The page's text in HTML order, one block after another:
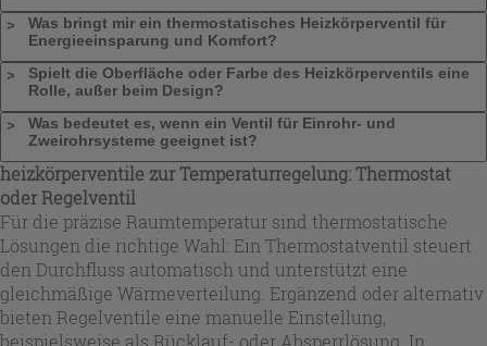
Was bringt mir ein thermostatisches Heizkörperventil für
Energieeinsparung und Komfort?
Spielt die Oberfläche oder Farbe des Heizkörperventils eine
Rolle, außer beim Design?
Was bedeutet es, wenn ein Ventil für Einrohr- und
Zweirohrsysteme geeignet ist?
heizkörperventile zur Temperaturregelung: Thermostat
oder Regelventil
Für die präzise Raumtemperatur sind thermostatische
Lösungen die richtige Wahl: Ein Thermostatventil steuert
den Durchfluss automatisch und unterstützt eine
gleichmäßige Wärmeverteilung. Ergänzend oder alternativ
bieten Regelventile eine manuelle Einstellung,
beispielsweise als Rücklauf- oder Absperrlösung. In